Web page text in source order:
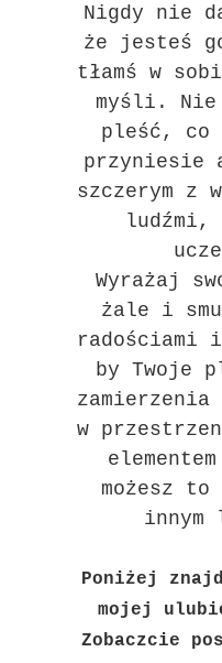
Nigdy nie
że jesteś
tłamś w
myśli. Nie
pleść, co
przyniesie
szczerym z
ludźmi,
Wyrażaj
żale i
radościami
by Twoje
w
możesz to
innym
Poniżej
mojej
Zobaczcie